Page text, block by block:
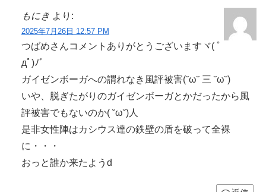
もにき より:
2025年7月26日 12:57 PM
つばめさんコメントありがとうございますヾ( ﾟ
дﾟ)ﾉ゛
ガイゼンボーガへの謂れなき風評被害(˘ω˘ 三 ˘ω˘)
いや、脱ぎたがりのガイゼンボーガとかだったから風
評被害でもないのか( ˘ω˘)人
是非女性陣はカシウス達の鉄壁の盾を破って全裸
に・・・
おっと誰か来たようd